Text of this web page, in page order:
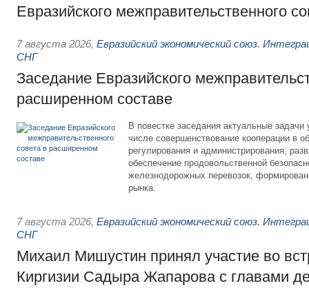
Евразийского межправительственного
7 августа 2026, Евразийский экономический союз.
СНГ
Заседание Евразийского
расширенном составе
В повестке заседания актуальные задачи
числе совершенствование кооперации в
регулирования и администрирования,
обеспечение продовольственной
железнодорожных перевозок,
рынка.
7 августа 2026, Евразийский экономический союз.
СНГ
Михаил Мишустин принял участие во
Киргизии Садыра Жапарова с главами